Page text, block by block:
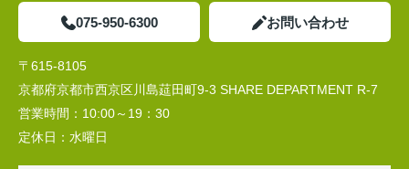
075-950-6300 お問い合わせ
〒615-8105
京都府京都市西京区川島莚田町9-3 SHARE DEPARTMENT R-7
営業時間： 10:00～19：30
定休日： 水曜日